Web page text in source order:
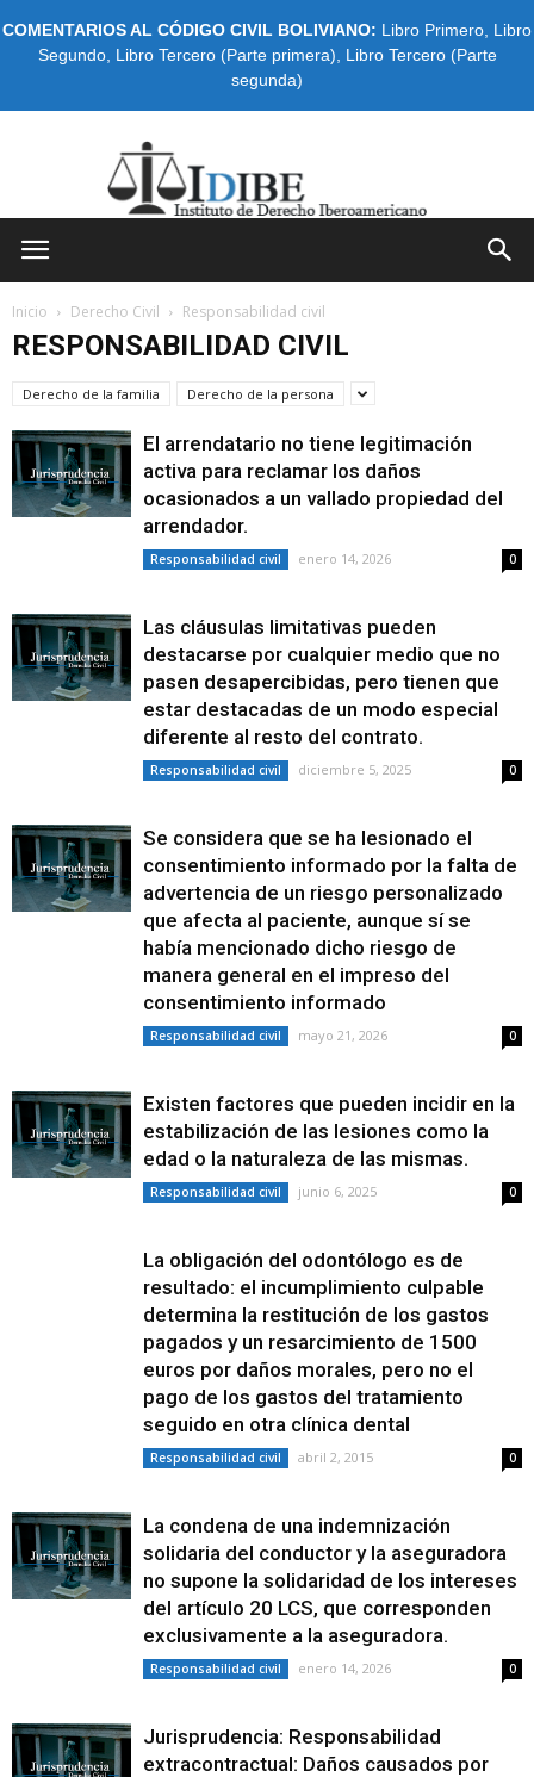
COMENTARIOS AL CÓDIGO CIVIL BOLIVIANO: Libro Primero Libro
Segundo, Libro Tercero (Parte primera)
Libro Tercero (Parte
segunda)
Inicio Derecho Civil Responsabilidad civil
RESPONSABILIDAD CIVIL
Derecho de la familia Derecho de la persona
El arrendatario no tiene legitimación
activa para reclamar los daños
ocasionados a un vallado propiedad del
arrendador.
Responsabilidad civil enero 14, 2026 0
Las cláusulas limitativas pueden
destacarse por cualquier medio que no
pasen desapercibidas, pero tienen que
estar destacadas de un modo especial
diferente al resto del contrato.
Responsabilidad civil diciembre 5, 2025 0
Se considera que se ha lesionado el
consentimiento informado por la falta de
advertencia de un riesgo personalizado
que afecta al paciente, aunque sí se
había mencionado dicho riesgo de
manera general en el impreso del
consentimiento informado
Responsabilidad civil mayo 21, 2026 0
Existen factores que pueden incidir en la
estabilización de las lesiones como la
edad o la naturaleza de las mismas.
Responsabilidad civil junio 6, 2025 0
La obligación del odontólogo es de
resultado: el incumplimiento culpable
determina la restitución de los gastos
pagados y un resarcimiento de 1500
euros por daños morales, pero no el
pago de los gastos del tratamiento
seguido en otra clínica dental
Responsabilidad civil abril 2, 2015 0
La condena de una indemnización
solidaria del conductor y la aseguradora
no supone la solidaridad de los intereses
del artículo 20 LCS, que corresponden
exclusivamente a la aseguradora.
Responsabilidad civil enero 14, 2026 0
Jurisprudencia: Responsabilidad
extracontractual: Daños causados por